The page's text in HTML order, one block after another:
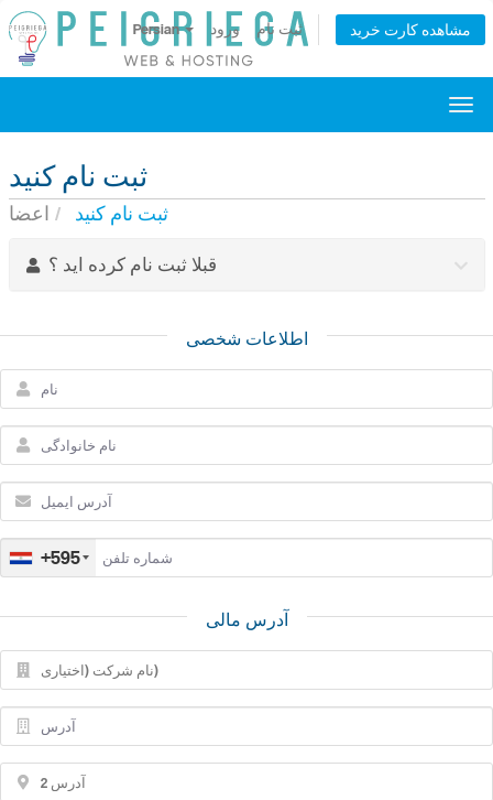
Persian ورود ثبت نام مشاهده کارت خرید
تغییر
ثبت نام کنید
اعضا ثبت نام کنید
قبلا ثبت نام کرده اید ؟
اطلاعات شخصی
+595
آدرس مالی